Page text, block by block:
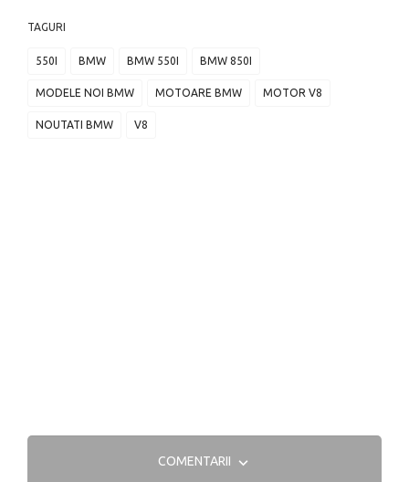
TAGURI
550I BMW BMW 550I BMW 850I
MODELE NOI BMW MOTOARE BMW MOTOR V8
NOUTATI BMW V8
COMENTARII